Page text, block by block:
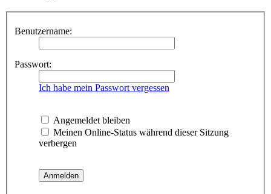
Benutzername:
Passwort:
Ich habe mein Passwort vergessen
Angemeldet bleiben
Meinen Online-Status während dieser Sitzung
verbergen